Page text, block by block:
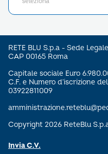
RETE BLU S.p.a - Sede
CAP 00165 Roma
Capitale sociale Euro
C.F. e Numero d’iscrizione
03922811009
Copyright 2026 ReteBlu
Invia C.V.